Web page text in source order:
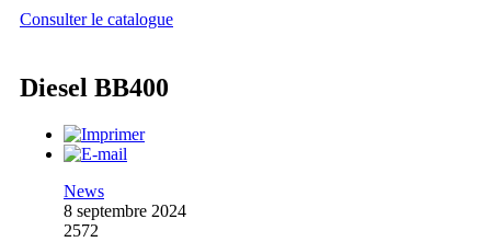
Consulter le catalogue
Diesel BB400
News
8 septembre 2024
2572